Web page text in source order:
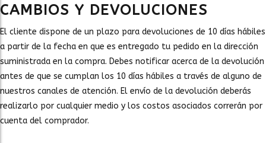
CAMBIOS Y DEVOLUCIONES
El cliente dispone de un plazo para devoluciones de 10 días hábiles
a partir de la fecha en que es entregado tu pedido en la dirección
suministrada en la compra. Debes notificar acerca de la devolución
antes de que se cumplan los 10 días hábiles a través de alguno de
nuestros canales de atención. El envío de la devolución deberás
realizarlo por cualquier medio y los costos asociados correrán por
cuenta del comprador.